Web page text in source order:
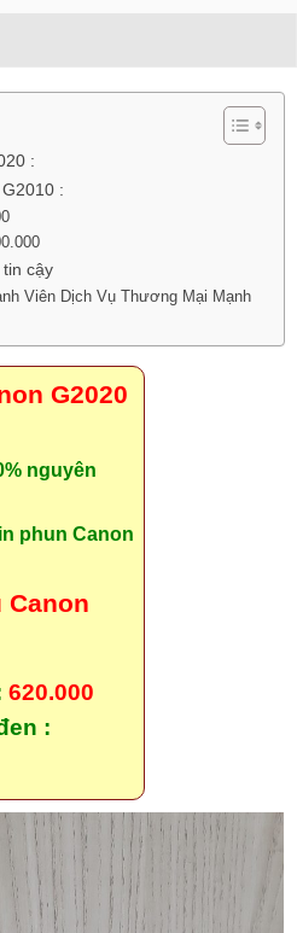
:
:
cậy
Viên Dịch Vụ Thương Mại Mạnh
G2020
nguyên
phun Canon
Canon
620.000
: